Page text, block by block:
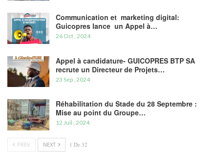
Communication et marketing digital:
Guicopres lance un Appel à…
26 Oct , 2024
Appel à candidature- GUICOPRES BTP SA
recrute un Directeur de Projets…
23 Sep , 2024
Réhabilitation du Stade du 28 Septembre :
Mise au point du Groupe…
12 Juil , 2024
PREV NEXT 1 De 32